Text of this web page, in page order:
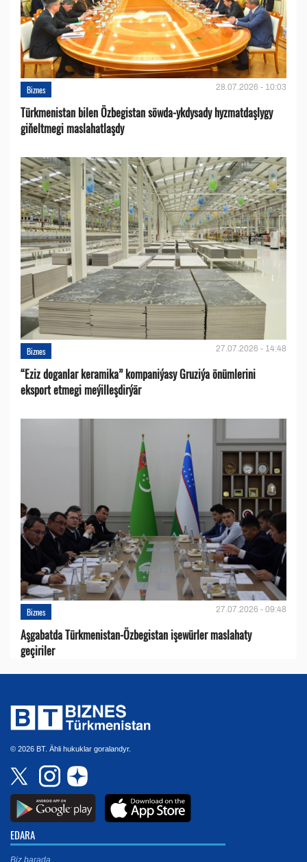
Biznes 28.07.2026 - 10:03
Türkmenistan bilen Özbegistan söwda-ykdysady hyzmatdaşlygy
giňeltmegi maslahatlaşdy
Biznes 27.07.2026 - 14:48
“Eziz doganlar keramika” kompaniýasy Gruziýa önümlerini
eksport etmegi meýilleşdirýär
Biznes 27.07.2026 - 09:48
Aşgabatda Türkmenistan-Özbegistan işewürler maslahaty
geçiriler
© 2026 BT. Ähli hukuklar goralandyr.
EDARA